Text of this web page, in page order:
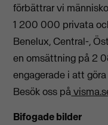
förbättrar vi
1 200 000 privata
Benelux, Central-,
en omsättning på 2
engagerade i att
Besök oss på
Bifogade bilder